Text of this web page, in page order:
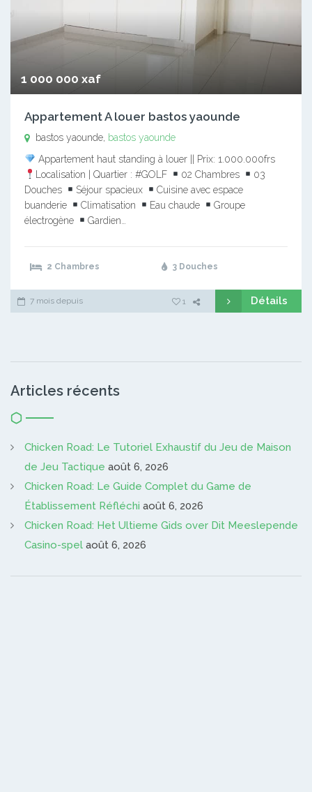
1 000 000 xaf
Appartement A louer bastos yaounde
bastos yaounde, bastos yaounde
Appartement haut standing à louer || Prix: 1.000.000frs
Localisation | Quartier : #GOLF
02 Chambres
03
Douches
Séjour spacieux
Cuisine avec espace
buanderie
Climatisation Eau chaude
Groupe
électrogène
Gardien…
2 Chambres 3 Douches
7 mois depuis 1 Détails
Articles récents
Chicken Road: Le Tutoriel Exhaustif du Jeu de Maison
de Jeu Tactique août 6, 2026
Chicken Road: Le Guide Complet du Game de
Établissement Réfléchi août 6, 2026
Chicken Road: Het Ultieme Gids over Dit Meeslepende
Casino-spel août 6, 2026